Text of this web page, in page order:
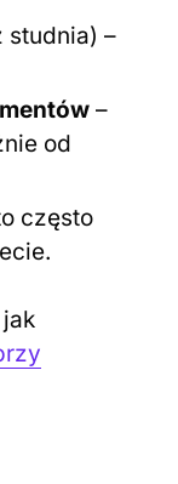
–
–
od
często